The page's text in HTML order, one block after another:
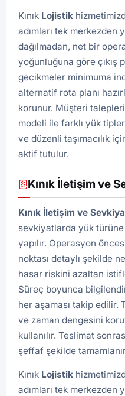
Kınık Lojistik
adımları tek merkezden
dağılmadan, net bir
yoğunluğuna göre çıkış
gecikmeler minimuma
alternatif rota planı
korunur. Müşteri
modeli ile farklı yük
ve düzenli taşımacılık
aktif tutulur.
Kınık İletişim ve
Kınık İletişim ve
sevkiyatlarda yük
yapılır. Operasyon
noktası detaylı şekilde
hasar riskini azaltan
Süreç boyunca
her aşaması takip
ve zaman dengesini
kullanılır. Teslimat
şeffaf şekilde
Kınık Lojistik
adımları tek merkezden